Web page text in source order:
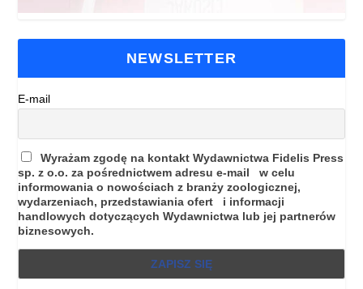
NEWSLETTER
E-mail
Wyrażam zgodę na kontakt Wydawnictwa Fidelis Press
sp. z o.o. za pośrednictwem adresu e-mail w celu
informowania o nowościach z branży zoologicznej,
wydarzeniach, przedstawiania ofert i informacji
handlowych dotyczących Wydawnictwa lub jej partnerów
biznesowych.